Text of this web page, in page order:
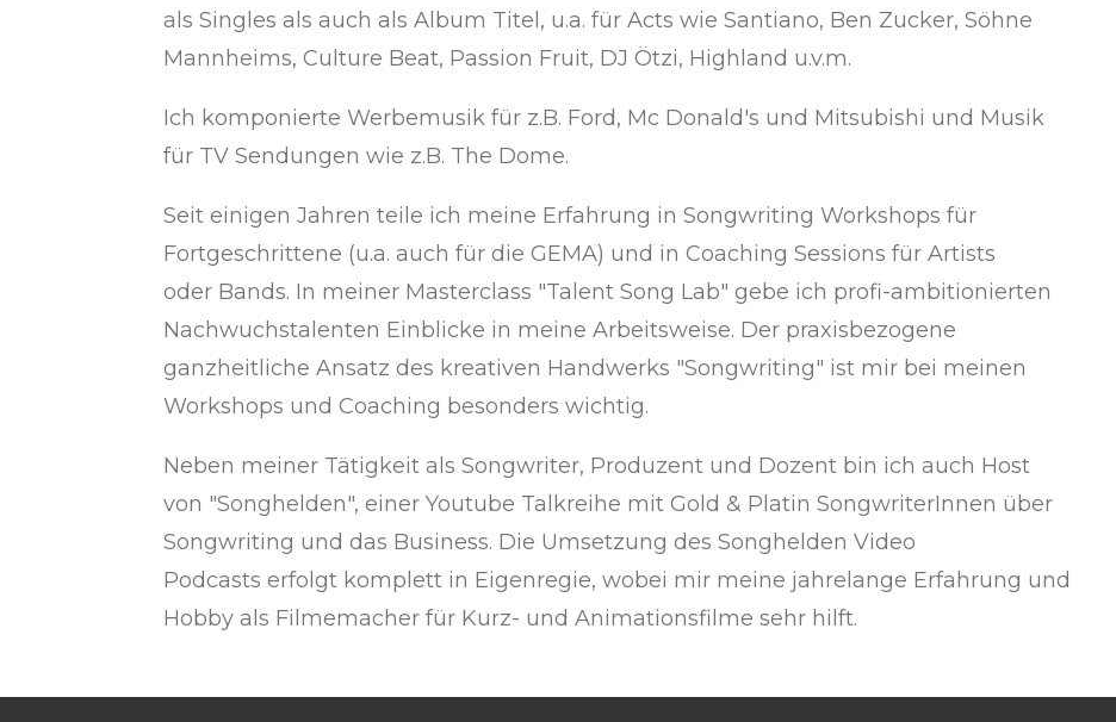
als Singles als auch als Album Titel, u.a. für Acts wie Santiano, Ben Zucker, Söhne
Mannheims, Culture Beat, Passion Fruit, DJ Ötzi, Highland u.v.m.
Ich komponierte Werbemusik für z.B. Ford, Mc Donald's und Mitsubishi und Musik
für TV Sendungen wie z.B. The Dome.
Seit einigen Jahren teile ich meine Erfahrung in Songwriting Workshops für
Fortgeschrittene (u.a. auch für die GEMA) und in Coaching Sessions für Artists
oder Bands. In meiner Masterclass "Talent Song Lab" gebe ich profi-ambitionierten
Nachwuchstalenten Einblicke in meine Arbeitsweise. Der praxisbezogene
ganzheitliche Ansatz des kreativen Handwerks "Songwriting" ist mir bei meinen
Workshops und Coaching besonders wichtig.
Neben meiner Tätigkeit als Songwriter, Produzent und Dozent bin ich auch Host
von "Songhelden", einer Youtube Talkreihe mit Gold & Platin SongwriterInnen über
Songwriting und das Business. Die Umsetzung des Songhelden Video
Podcasts erfolgt komplett in Eigenregie, wobei mir meine jahrelange Erfahrung und
Hobby als Filmemacher für Kurz- und Animationsfilme sehr hilft.